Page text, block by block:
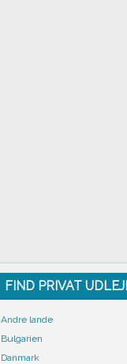
FIND PRIVAT
Andre lande
Bulgarien
Danmark